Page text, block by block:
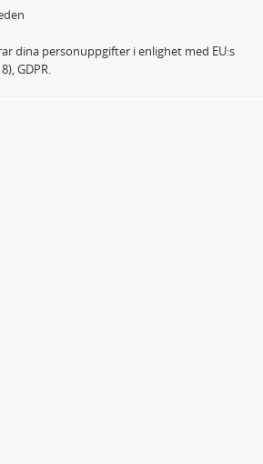
dina personuppgifter i enlighet med EU:s
GDPR.